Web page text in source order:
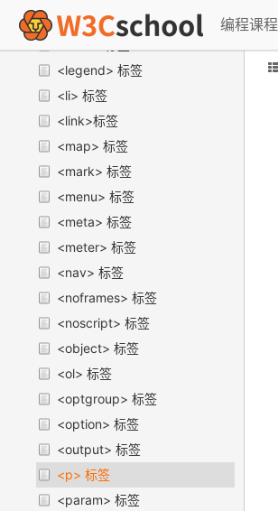
编程课程
<keygen> 标签
<legend> 标签
<li> 标签
<link>标签
<map> 标签
<mark> 标签
<menu> 标签
<meta> 标签
<meter> 标签
<nav> 标签
<noframes> 标签
<noscript> 标签
<object> 标签
<ol> 标签
<optgroup> 标签
<option> 标签
<output> 标签
<p> 标签
<param> 标签